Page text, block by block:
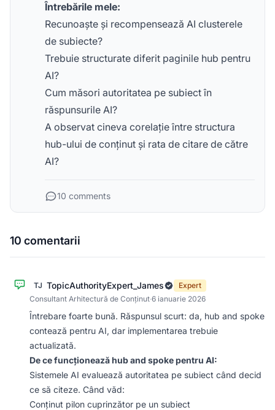
Întrebările mele:
Recunoaște și recompensează AI clusterele
de subiecte?
Trebuie structurate diferit paginile hub pentru
AI?
Cum măsori autoritatea pe subiect în
răspunsurile AI?
A observat cineva corelație între structura
hub-ului de conținut și rata de citare de către
AI?
10 comments
10 comentarii
TJ TopicAuthorityExpert_James
Expert
Consultant Arhitectură de Conținut·6 ianuarie 2026
Întrebare foarte bună. Răspunsul scurt: da, hub and spoke
contează pentru AI, dar implementarea trebuie
actualizată.
De ce funcționează hub and spoke pentru AI:
Sistemele AI evaluează autoritatea pe subiect când decid
ce să citeze. Când văd:
Conținut pilon cuprinzător pe un subiect